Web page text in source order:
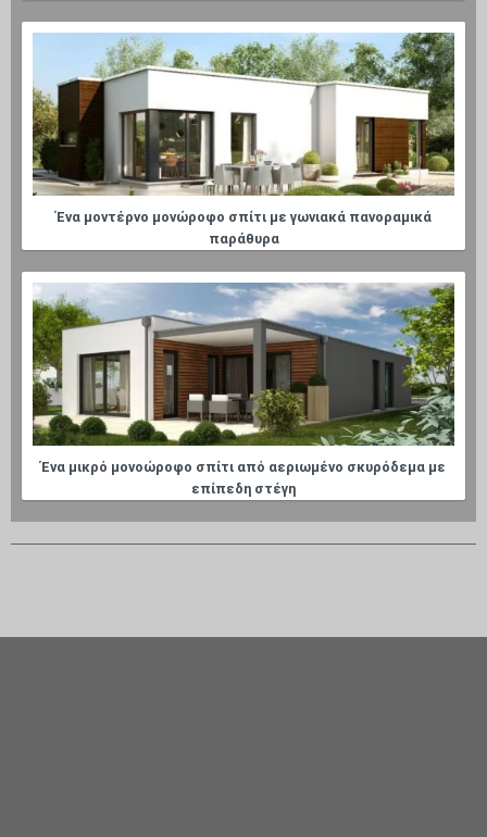
Ένα μοντέρνο μονώροφο σπίτι με γωνιακά πανοραμικά
παράθυρα
Ένα μικρό μονοώροφο σπίτι από αεριωμένο σκυρόδεμα με
επίπεδη στέγη